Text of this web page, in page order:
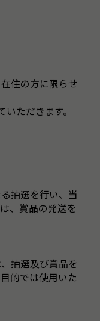
住の方に限らせ
ただきます。
抽選を行い、当
、賞品の発送を
抽選及び賞品を
的では使用いた